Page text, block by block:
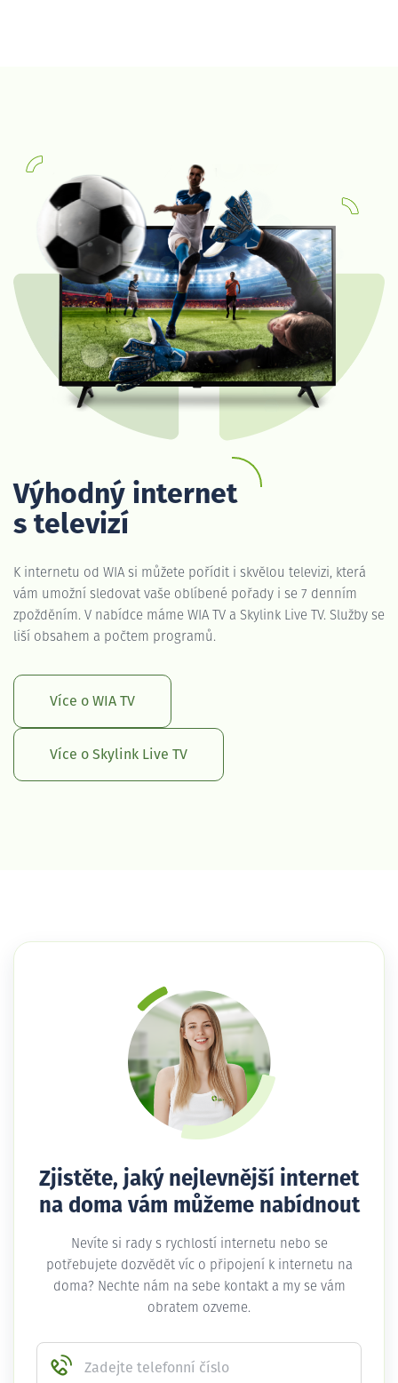
Výhodný internet
s televizí
K internetu od WIA si můžete pořídit i skvělou televizi, která
vám umožní sledovat vaše oblíbené pořady i se 7 denním
zpožděním. V nabídce máme WIA TV a Skylink Live TV. Služby se
liší obsahem a počtem programů.
Více o WIA TV
Více o Skylink Live TV
Zjistěte, jaký nejlevnější internet
na doma vám můžeme nabídnout
Nevíte si rady s rychlostí internetu nebo se
potřebujete dozvědět víc o připojení k internetu na
doma? Nechte nám na sebe kontakt a my se vám
obratem ozveme.
Zadejte telefonní číslo